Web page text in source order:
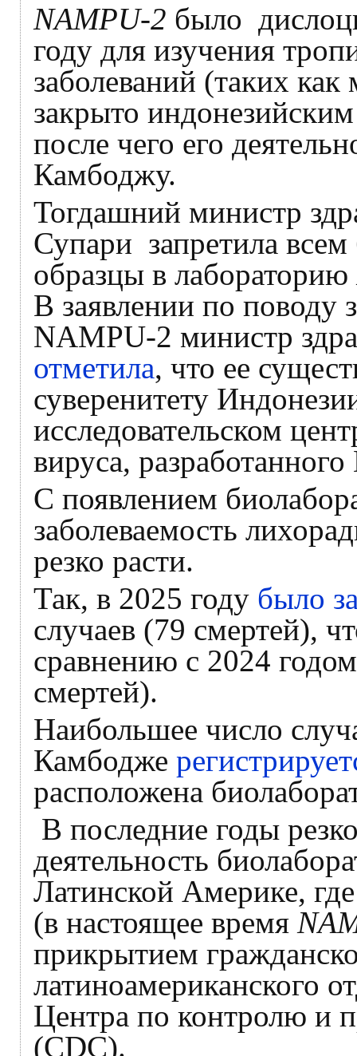
NAMPU-2 было
году для изучения
заболеваний (таких
закрыто
после чего его
Камбоджу.
Тогдашний министр
Супари запретила
образцы в лабораторию
В заявлении по поводу
NAMPU-2 министр
отметила, что ее
суверенитету
исследовательском
вируса,
С появлением
заболеваемость
резко расти.
Так, в 2025 году было
случаев (79 смертей),
сравнению с 2024
смертей).
Наибольшее число
Камбодже
расположена
В последние годы
деятельность
Латинской Америке,
(в настоящее время
прикрытием
латиноамериканского
Центра по контролю и
(CDC).